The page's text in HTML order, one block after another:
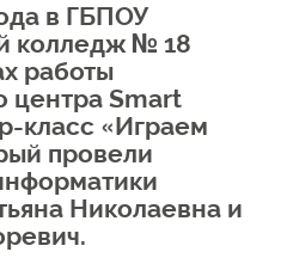
в ГБПОУ
колледж № 18
работы
центра Smart
класс «Играем
провели
Николаевна и